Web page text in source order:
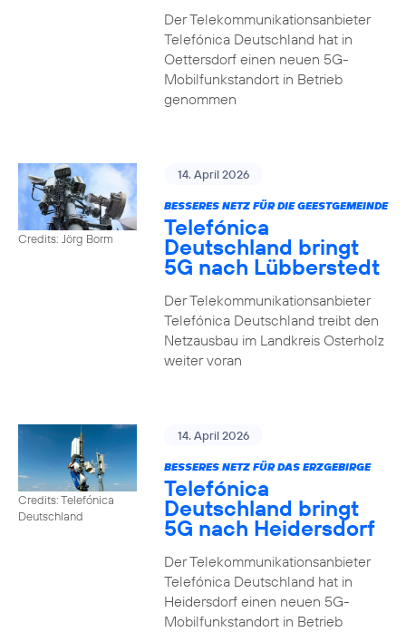
Der Telekommunikationsanbieter
Telefónica Deutschland hat in
Oettersdorf einen neuen 5G-
Mobilfunkstandort in Betrieb
genommen
Credits: Jörg Borm
14. April 2026
BESSERES NETZ FÜR DIE GEESTGEMEINDE
Telefónica
Deutschland bringt
5G nach Lübberstedt
Der Telekommunikationsanbieter
Telefónica Deutschland treibt den
Netzausbau im Landkreis Osterholz
weiter voran
Credits: Telefónica
Deutschland
14. April 2026
BESSERES NETZ FÜR DAS ERZGEBIRGE
Telefónica
Deutschland bringt
5G nach Heidersdorf
Der Telekommunikationsanbieter
Telefónica Deutschland hat in
Heidersdorf einen neuen 5G-
Mobilfunkstandort in Betrieb